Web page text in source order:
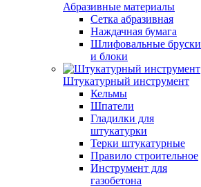
Абразивные материалы
Сетка абразивная
Наждачная бумага
Шлифовальные бруски
и блоки
Штукатурный инструмент
Кельмы
Шпатели
Гладилки для
штукатурки
Терки штукатурные
Правило строительное
Инструмент для
газобетона